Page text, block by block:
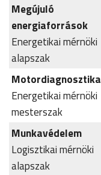
Megújuló
energiaforrások
Energetikai mérnöki
alapszak
Motordiagnosztika
Energetikai mérnöki
mesterszak
Munkavédelem
Logisztikai mérnöki
alapszak